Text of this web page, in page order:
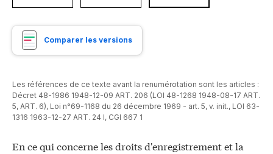
Comparer les versions
Les références de ce texte avant la renumérotation sont les articles :
Décret 48-1986 1948-12-09 ART. 206 (LOI 48-1268 1948-08-17 ART.
5, ART. 6), Loi n°69-1168 du 26 décembre 1969 - art. 5, v. init., LOI 63-
1316 1963-12-27 ART. 24 I, CGI 667 1
En ce qui concerne les droits d'enregistrement et la